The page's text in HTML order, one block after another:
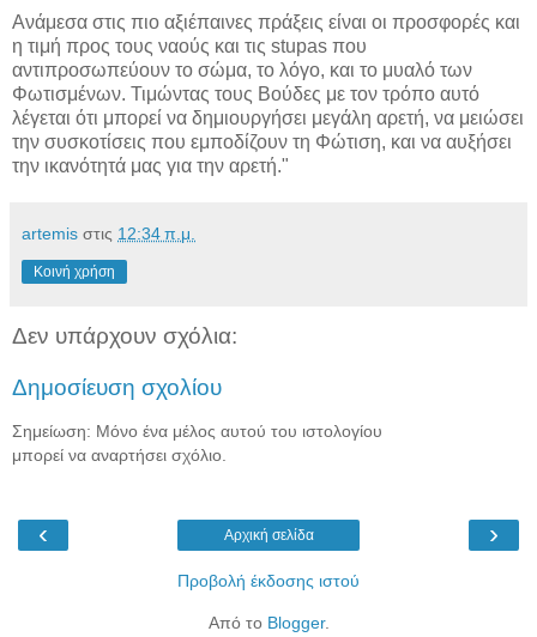
Ανάμεσα στις πιο αξιέπαινες πράξεις είναι οι προσφορές και
η τιμή προς τους ναούς και τις stupas που
αντιπροσωπεύουν το σώμα, το λόγο, και το μυαλό των
Φωτισμένων. Τιμώντας τους Βούδες με τον τρόπο αυτό
λέγεται ότι μπορεί να δημιουργήσει μεγάλη αρετή, να μειώσει
την συσκοτίσεις που εμποδίζουν τη Φώτιση, και να αυξήσει
την ικανότητά μας για την αρετή."
artemis στις 12:34 π.μ.
Κοινή χρήση
Δεν υπάρχουν σχόλια:
Δημοσίευση σχολίου
Σημείωση: Μόνο ένα μέλος αυτού του ιστολογίου
μπορεί να αναρτήσει σχόλιο.
‹ ›
Αρχική σελίδα
Προβολή έκδοσης ιστού
Από το Blogger.